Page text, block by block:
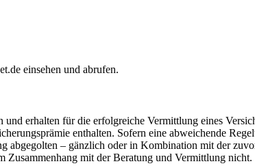
einsehen und abrufen.
erhalten für die erfolgreiche Vermittlung eines
enthalten. Sofern eine abweichende
abgegolten – gänzlich oder in Kombination mit der
mit der Beratung und Vermittlung nicht.